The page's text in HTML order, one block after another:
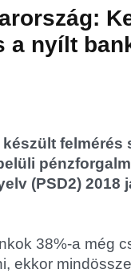
a nyílt
(PSD2) 2018
38%-a még
ekkor